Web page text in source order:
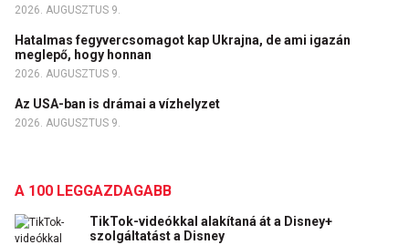
2026. AUGUSZTUS 9.
Hatalmas fegyvercsomagot kap Ukrajna, de ami igazán
meglepő, hogy honnan
2026. AUGUSZTUS 9.
Az USA-ban is drámai a vízhelyzet
2026. AUGUSZTUS 9.
A 100 LEGGAZDAGABB
TikTok-videókkal alakítaná át a Disney+
szolgáltatást a Disney